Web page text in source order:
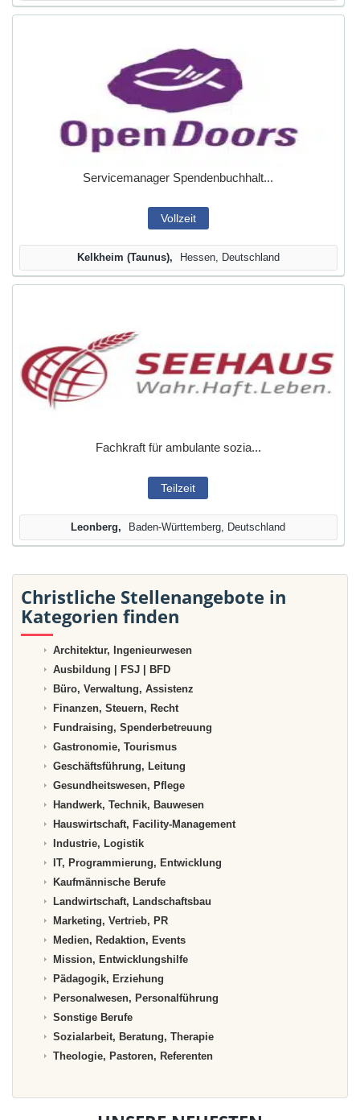
Servicemanager Spendenbuchhalt...
Vollzeit
Kelkheim (Taunus) Hessen, Deutschland
Fachkraft für ambulante sozia...
Teilzeit
Leonberg Baden-Württemberg, Deutschland
Christliche Stellenangebote in
Kategorien finden
Architektur, Ingenieurwesen
Ausbildung | FSJ | BFD
Büro, Verwaltung, Assistenz
Finanzen, Steuern, Recht
Fundraising, Spenderbetreuung
Gastronomie, Tourismus
Geschäftsführung, Leitung
Gesundheitswesen, Pflege
Handwerk, Technik, Bauwesen
Hauswirtschaft, Facility-Management
Industrie, Logistik
IT, Programmierung, Entwicklung
Kaufmännische Berufe
Landwirtschaft, Landschaftsbau
Marketing, Vertrieb, PR
Medien, Redaktion, Events
Mission, Entwicklungshilfe
Pädagogik, Erziehung
Personalwesen, Personalführung
Sonstige Berufe
Sozialarbeit, Beratung, Therapie
Theologie, Pastoren, Referenten